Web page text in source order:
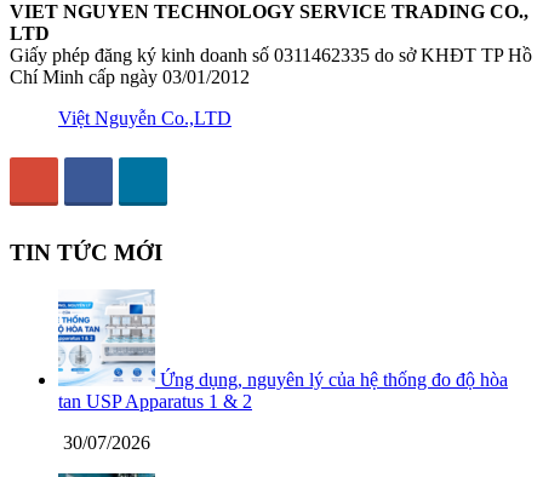
VIET NGUYEN TECHNOLOGY SERVICE TRADING CO.,
LTD
Giấy phép đăng ký kinh doanh số 0311462335 do sở KHĐT TP Hồ
Chí Minh cấp ngày 03/01/2012
Việt Nguyễn Co.,LTD
TIN TỨC MỚI
Ứng dụng, nguyên lý của hệ thống đo độ hòa
tan USP Apparatus 1 & 2
30/07/2026